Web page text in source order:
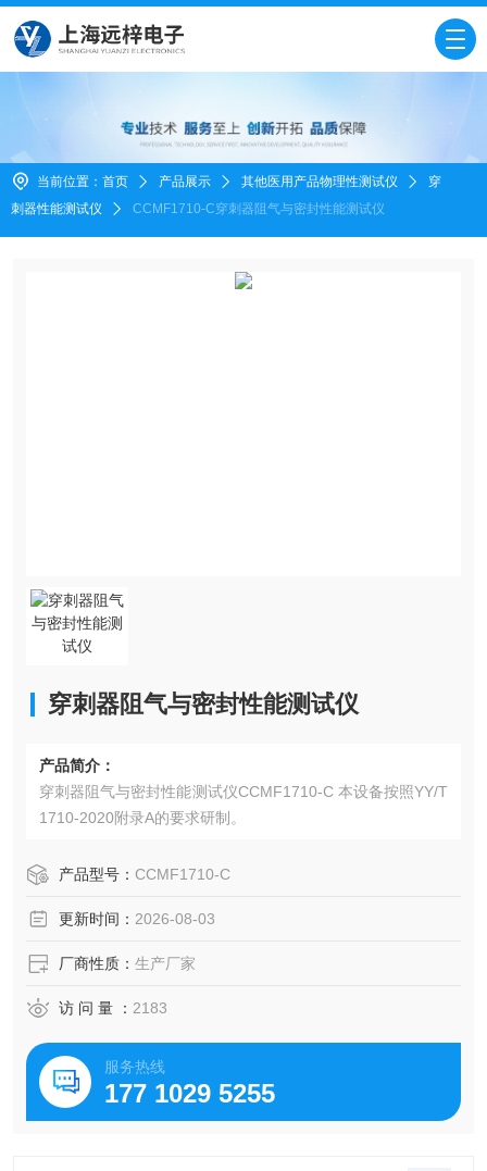
当前位置： 首页 产品展示 其他医用产品物理性测试仪
穿
刺器性能测试仪
CCMF1710-C穿刺器阻气与密封性能测试仪
穿刺器阻气与密封性能测试仪
产品简介：
穿刺器阻气与密封性能测试仪CCMF1710-C 本设备按照YY/T
1710-2020附录A的要求研制。
产品型号： CCMF1710-C
更新时间： 2026-08-03
厂商性质： 生产厂家
访 问 量 ： 2183
服务热线
177 1029 5255